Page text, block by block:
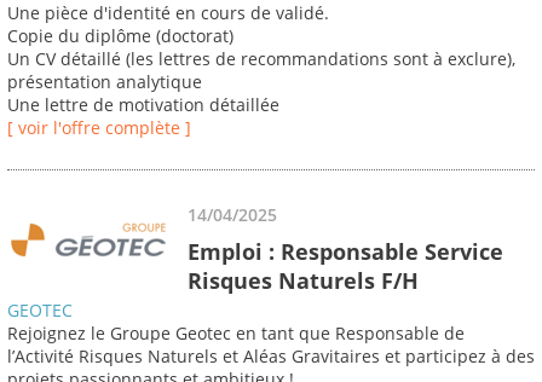
Une pièce d'identité en cours de validé.
Copie du diplôme (doctorat)
Un CV détaillé (les lettres de recommandations sont à exclure),
présentation analytique
Une lettre de motivation détaillée
[ voir l'offre complète ]
14/04/2025
Emploi : Responsable Service
Risques Naturels F/H
GEOTEC
Rejoignez le Groupe Geotec en tant que Responsable de
l’Activité Risques Naturels et Aléas Gravitaires et participez à des